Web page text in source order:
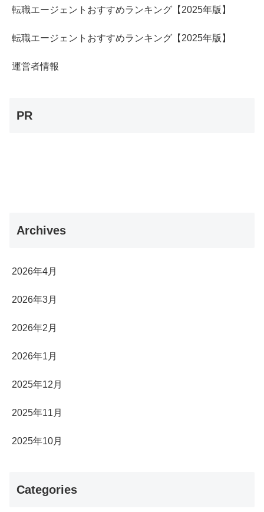
転職エージェントおすすめランキング【2025年版】
転職エージェントおすすめランキング【2025年版】
運営者情報
PR
Archives
2026年4月
2026年3月
2026年2月
2026年1月
2025年12月
2025年11月
2025年10月
Categories